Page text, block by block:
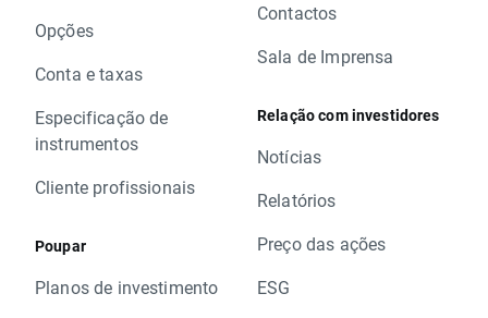
Opções
Conta e taxas
Especificação de
instrumentos
Cliente profissionais
Poupar
Planos de investimento
Contactos
Sala de Imprensa
Relação com investidores
Notícias
Relatórios
Preço das ações
ESG